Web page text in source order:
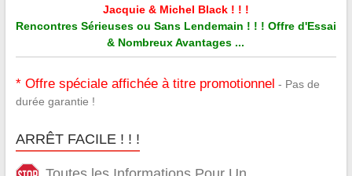
Jacquie & Michel Black ! ! !
Rencontres Sérieuses ou Sans Lendemain ! ! ! Offre d'Essai
& Nombreux Avantages ...
* Offre spéciale affichée à titre promotionnel - Pas de
durée garantie !
ARRÊT FACILE ! ! !